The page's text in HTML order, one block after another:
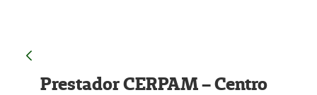
Prestador CERPAM – Centro